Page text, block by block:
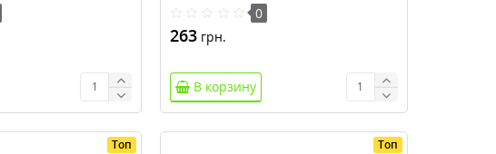
0
263 грн.
В корзину
Топ
Топ